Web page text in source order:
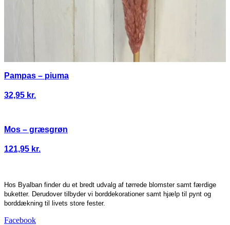
Pampas – piuma
32,95 kr.
Mos – græsgrøn
121,95 kr.
Hos Byalban finder du et bredt udvalg af tørrede blomster samt færdige
buketter. Derudover tilbyder vi borddekorationer samt hjælp til pynt og
borddækning til livets store fester.
Facebook